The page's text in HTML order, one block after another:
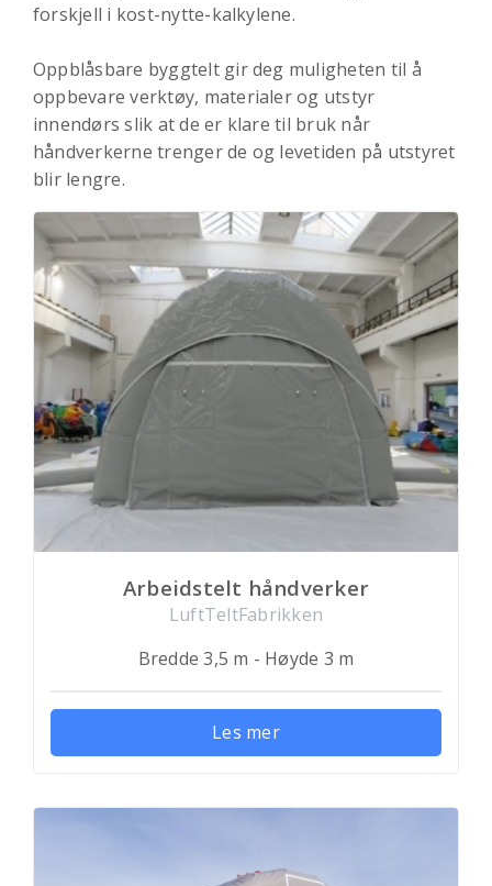
forskjell i kost-nytte-kalkylene.
Oppblåsbare byggtelt gir deg muligheten til å
oppbevare verktøy, materialer og utstyr
innendørs slik at de er klare til bruk når
håndverkerne trenger de og levetiden på utstyret
blir lengre.
Arbeidstelt håndverker
LuftTeltFabrikken
Bredde 3,5 m - Høyde 3 m
Les mer